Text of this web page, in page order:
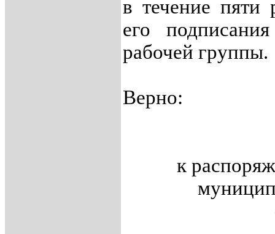
в течение пяти
его подписания
рабочей группы.
Верно:
к